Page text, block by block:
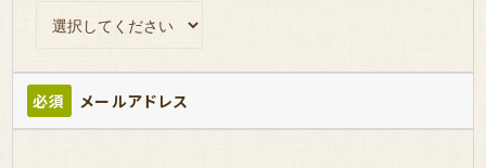
必須 メールアドレス